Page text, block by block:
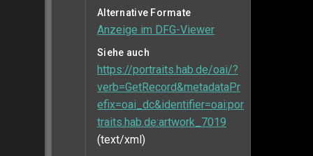
Alternative Formate
Anzeige im DFG-Viewer
Siehe auch
https://portraits.hab.de/oai/?
verb=GetRecord&metadataPr
efix=oai_dc&identifier=oai:por
traits.hab.de:artwork_7019
(text/xml)